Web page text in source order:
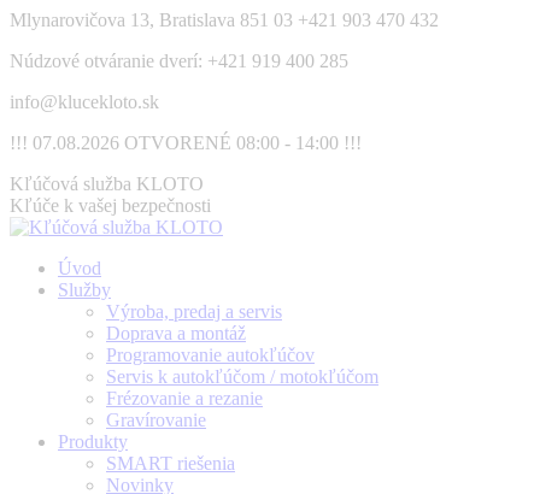
Skip
content
Mlynarovičova 13, Bratislava 851 03 +421 903 470 432
Núdzové otváranie dverí: +421 919 400 285
info@klucekloto.sk
!!! 07.08.2026 OTVORENÉ 08:00 - 14:00 !!!
Facebook
page
opens
new
window
Kľúčová služba KLOTO
Kľúče k vašej bezpečnosti
Úvod
Služby
Výroba, predaj a servis
Doprava a montáž
Programovanie autokľúčov
Servis k autokľúčom / motokľúčom
Frézovanie a rezanie
Gravírovanie
Produkty
SMART riešenia
Novinky